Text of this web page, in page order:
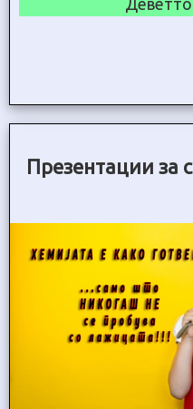
Презентации за